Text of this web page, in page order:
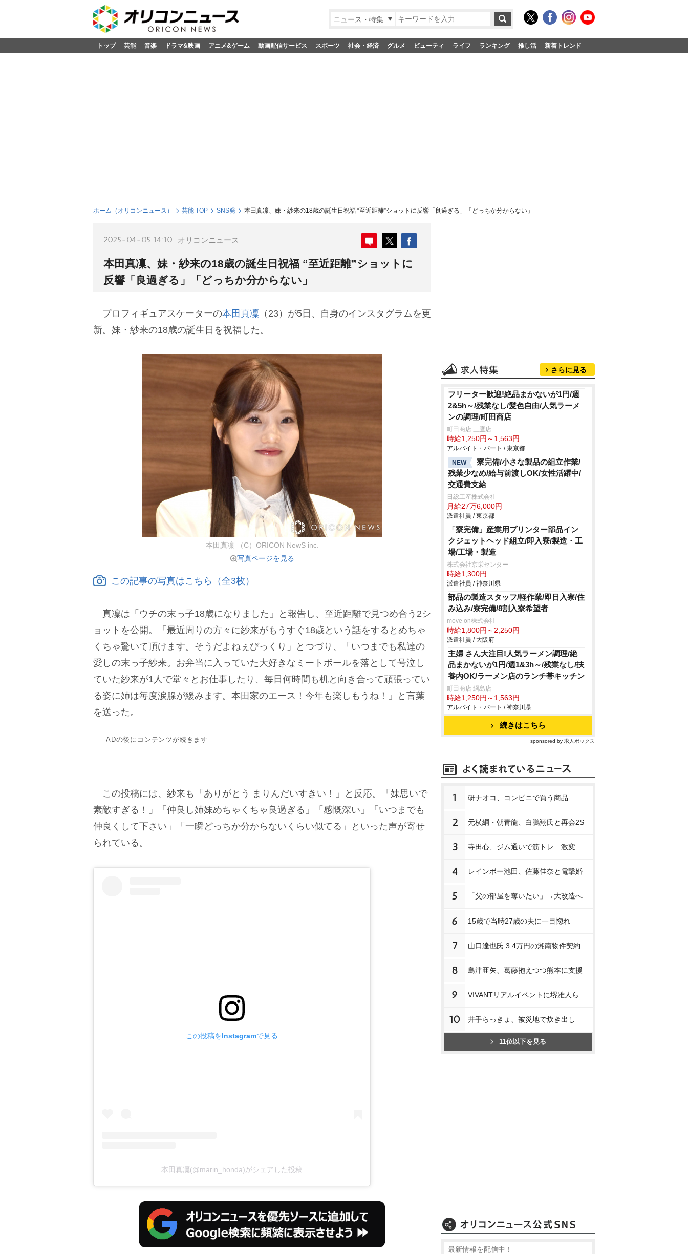
ニュース・特集
トップ 芸能 音楽 ドラマ&映画 アニメ&ゲーム 動画配信サービス スポーツ 社会・経済 グルメ ビューティ ライフ ランキング 推し活 新着トレンド
ホーム（オリコンニュース） 芸能 TOP SNS発 本田真凜、妹・紗来の18歳の誕生日祝福 “至近距離”ショットに反響「良過ぎる」「どっちか分からない」
2025-04-05 14:10 オリコンニュース
本田真凜、妹・紗来の18歳の誕生日祝福 “至近距離”ショットに
反響「良過ぎる」「どっちか分からない」
プロフィギュアスケーターの本田真凜 （23）が5日、自身のインスタグラムを更
新。妹・紗来の18歳の誕生日を祝福した。
本田真凜 （C）ORICON NewS inc.
写真ページを見る
この記事の写真はこちら（全3枚）
真凜は「ウチの末っ子18歳になりました」と報告し、至近距離で見つめ合う2シ
ョットを公開。「最近周りの方々に紗来がもうすぐ18歳という話をするとめちゃ
くちゃ驚いて頂けます。そうだよねぇびっくり」とつづり、「いつまでも私達の
愛しの末っ子紗来。お弁当に入っていた大好きなミートボールを落として号泣し
ていた紗来が1人で堂々とお仕事したり、毎日何時間も机と向き合って頑張ってい
る姿に姉は毎度涙腺が緩みます。本田家のエース！今年も楽しもうね！」と言葉
を送った。
ADの後にコンテンツが続きます
この投稿には、紗来も「ありがとう まりんだいすきい！」と反応。「妹思いで
素敵すぎる！」「仲良し姉妹めちゃくちゃ良過ぎる」「感慨深い」「いつまでも
仲良くして下さい」「一瞬どっちか分からないくらい似てる」といった声が寄せ
られている。
この投稿をInstagramで見る
本田真凜(@marin_honda)がシェアした投稿
さらに見る
フリーター歓迎!絶品まかないが1円/週
2&5h～/残業なし/髪色自由/人気ラーメ
ンの調理/町田商店
町田商店 三鷹店
時給1,250円～1,563円
アルバイト・パート / 東京都
NEW
寮完備/小さな製品の組立作業/
残業少なめ/給与前渡しOK/女性活躍中/
交通費支給
日総工産株式会社
月給27万6,000円
派遣社員 / 東京都
「寮完備」産業用プリンター部品イン
クジェットヘッド組立/即入寮/製造・工
場/工場・製造
株式会社京栄センター
時給1,300円
派遣社員 / 神奈川県
部品の製造スタッフ/軽作業/即日入寮/住
み込み/寮完備/8割入寮希望者
move on株式会社
時給1,800円～2,250円
派遣社員 / 大阪府
主婦 さん大注目!人気ラーメン調理/絶
品まかないが1円/週1&3h～/残業なし/扶
養内OK/ラーメン店のランチ帯キッチン
町田商店 綱島店
時給1,250円～1,563円
アルバイト・パート / 神奈川県
続きはこちら
sponsored by 求人ボックス
1 研ナオコ、コンビニで買う商品
2 元横綱・朝青龍、白鵬翔氏と再会2S
3 寺田心、ジム通いで筋トレ…激変
4 レインボー池田、佐藤佳奈と電撃婚
5 「父の部屋を奪いたい」→大改造へ
6 15歳で当時27歳の夫に一目惚れ
7 山口達也氏 3.4万円の湘南物件契約
8 島津亜矢、葛藤抱えつつ熊本に支援
9 VIVANTリアルイベントに堺雅人ら
10 井手らっきょ、被災地で炊き出し
11位以下を見る
最新情報を配信中！